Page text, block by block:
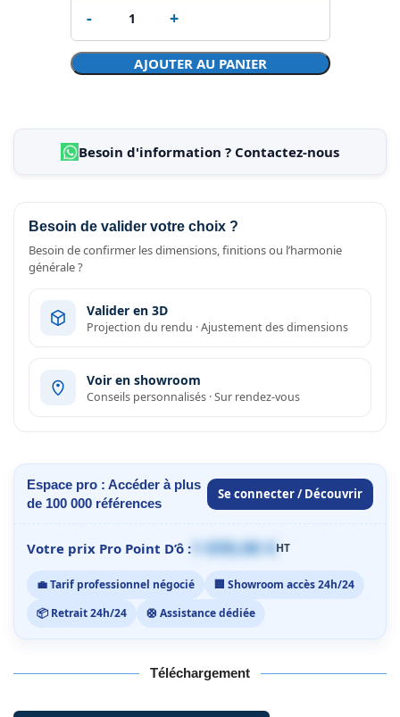
AJOUTER AU PANIER
Besoin d'information ? Contactez-nous
Besoin de valider votre choix ?
Besoin de confirmer les dimensions, finitions ou l’harmonie
générale ?
Valider en 3D
Projection du rendu · Ajustement des dimensions
Voir en showroom
Conseils personnalisés · Sur rendez-vous
Espace pro : Accéder à plus
de 100 000 références
Se connecter / Découvrir
Votre prix Pro Point D’ô : 1 059,00 €HT
💼 Tarif professionnel négocié
🏢 Showroom accès 24h/24
📦 Retrait 24h/24
🛟 Assistance dédiée
Téléchargement